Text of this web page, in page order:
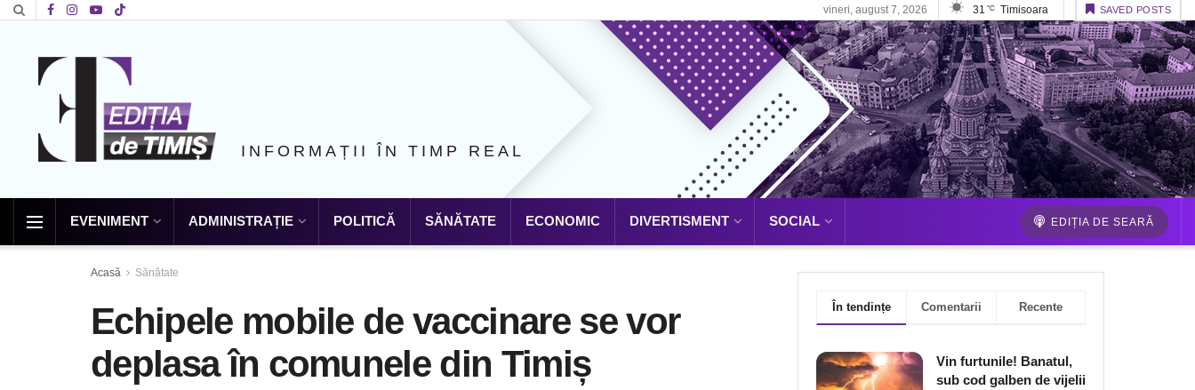
vineri, august 7, 2026 31 °C Timisoara SAVED POSTS
INFORMAȚII ÎN TIMP REAL
EVENIMENT ADMINISTRAȚIE POLITICĂ SĂNĂTATE ECONOMIC DIVERTISMENT SOCIAL EDIȚIA DE SEARĂ
Acasă Sănătate
Echipele mobile de vaccinare se vor
deplasa în comunele din Timiș
În tendințe Comentarii Recente
Vin furtunile! Banatul,
sub cod galben de vijelii